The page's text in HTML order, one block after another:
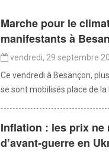
Marche pour le
manifestants à
vendredi, 29 septembre
Ce vendredi à Besançon,
se sont mobilisés place de la
Inflation : les prix ne
d’avant-guerre en